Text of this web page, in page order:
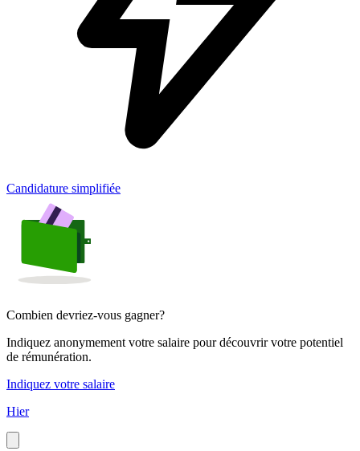
Candidature simplifiée
Combien devriez-vous gagner?
Indiquez anonymement votre salaire pour découvrir votre potentiel
de rémunération.
Indiquez votre salaire
Hier